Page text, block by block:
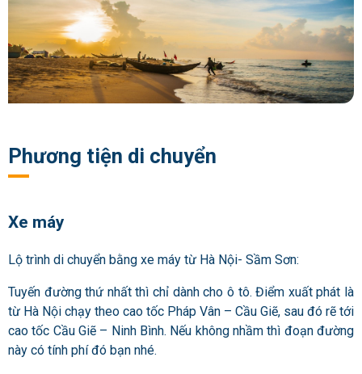
Phương tiện di chuyển
Xe máy
Lộ trình di chuyển bằng xe máy từ Hà Nội- Sầm Sơn:
Tuyến đường thứ nhất thì chỉ dành cho ô tô. Điểm xuất phát là
từ Hà Nội chạy theo cao tốc Pháp Vân – Cầu Giẽ, sau đó rẽ tới
cao tốc Cầu Giẽ – Ninh Bình. Nếu không nhầm thì đoạn đường
này có tính phí đó bạn nhé.